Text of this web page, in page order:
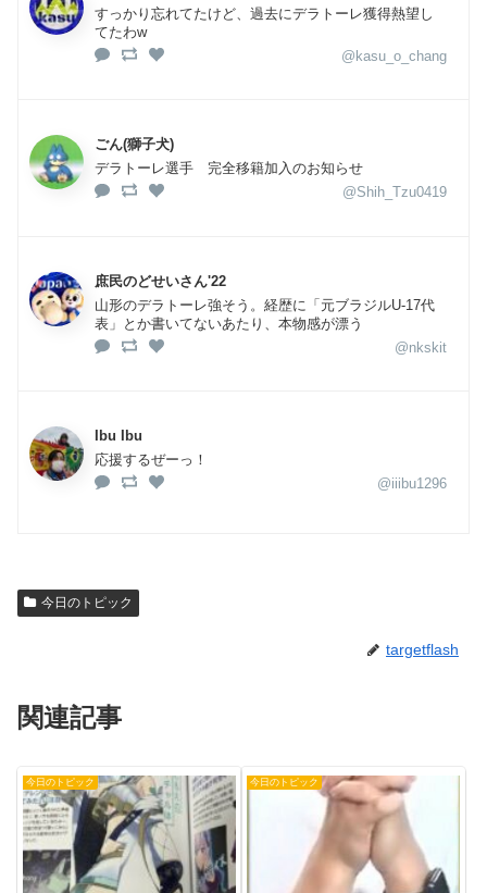
すっかり忘れてたけど、過去にデラトーレ獲得熱望し
てたわw
@kasu_o_chang
ごん(獅子犬)
デラトーレ選手 完全移籍加入のお知らせ
@Shih_Tzu0419
庶民のどせいさん'22
山形のデラトーレ強そう。経歴に「元ブラジルU-17代
表」とか書いてないあたり、本物感が漂う
@nkskit
Ibu Ibu
応援するぜーっ！
@iiibu1296
今日のトピック
targetflash
関連記事
今日のトピック 今日のトピック